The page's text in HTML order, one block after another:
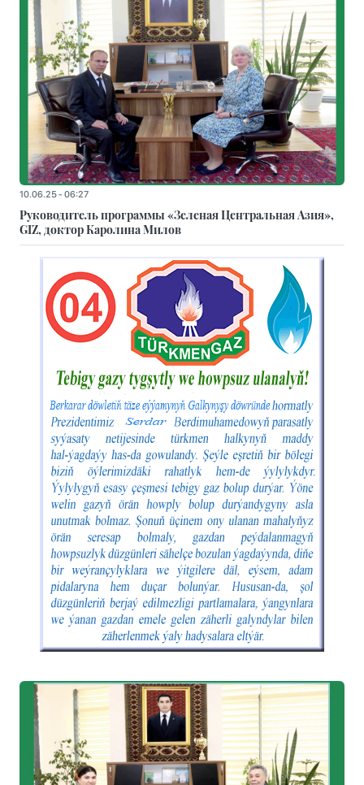
10.06.25 - 06:27
Руководитель программы «Зеленая Центральная Азия»,
GIZ, доктор Каролина Милов